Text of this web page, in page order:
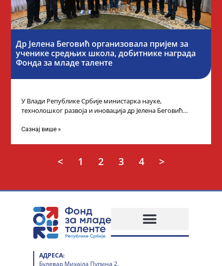
Др Јелена Беговић организовала пријем за
ученике средњих школа, добитнике награда
Фонда за младе таленте
У Влади Републике Србије министарка науке,
технолошког развоја и иновација др Јелена Беговић
Сазнај више »
< 1 2 3 4 >
АДРЕСА:
Булевар Михајла Пупина 2,